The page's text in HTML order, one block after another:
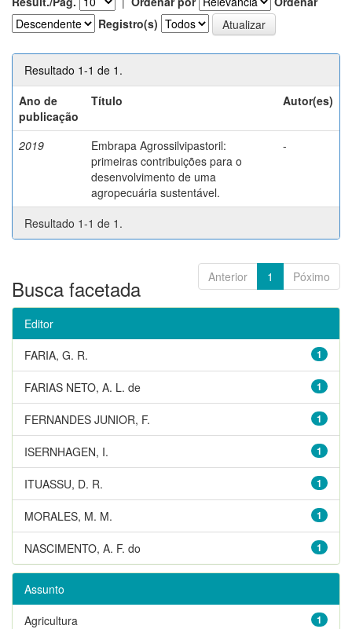
Registro(s)
Resultado 1-1 de 1.
Ano de
publicação
Título Autor(es)
2019
Embrapa Agrossilvipastoril:
primeiras contribuições para o
desenvolvimento de uma
agropecuária sustentável.
-
Resultado 1-1 de 1.
Anterior 1 Póximo
Busca facetada
Editor
1
FARIA, G. R.
1
FARIAS NETO, A. L. de
1
FERNANDES JUNIOR, F.
1
ISERNHAGEN, I.
1
ITUASSU, D. R.
1
MORALES, M. M.
1
NASCIMENTO, A. F. do
Assunto
1
Agricultura